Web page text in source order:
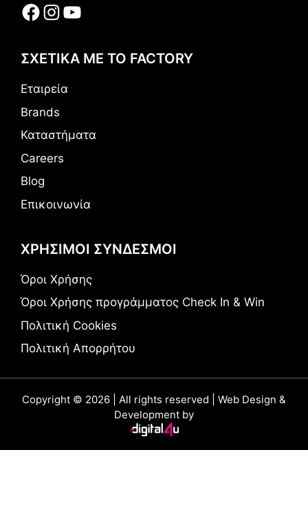
Facebook
Instagram
YouTube
ΣΧΕΤΙΚΑ ΜΕ ΤΟ FACTORY
Εταιρεία
Brands
Καταστήματα
Careers
Blog
Επικοινωνία
ΧΡΗΣΙΜΟΙ ΣΥΝΔΕΣΜΟΙ
Όροι Χρήσης
Όροι Χρήσης προγράμματος Check In & Win
Πολιτική Cookies
Πολιτική Απορρήτου
Copyright © 2026 | All rights reserved | Web Design &
Development by